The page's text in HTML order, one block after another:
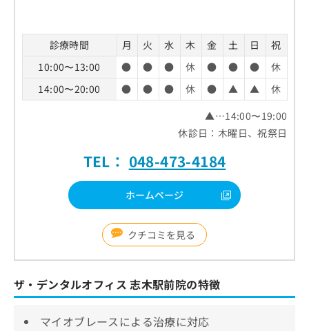
診療時間 月 火 水 木 金 土 日
祝
10:00〜13:00
● ● ● 休 ● ● ●
休
14:00〜20:00
● ● ● 休 ● ▲ ▲
休
▲…14:00〜19:00
休診日：木曜日、祝祭日
TEL： 048-473-4184
ホームページ
クチコミを見る
ザ・デンタルオフィス 志木駅前院の特徴
マイオブレースによる治療に対応